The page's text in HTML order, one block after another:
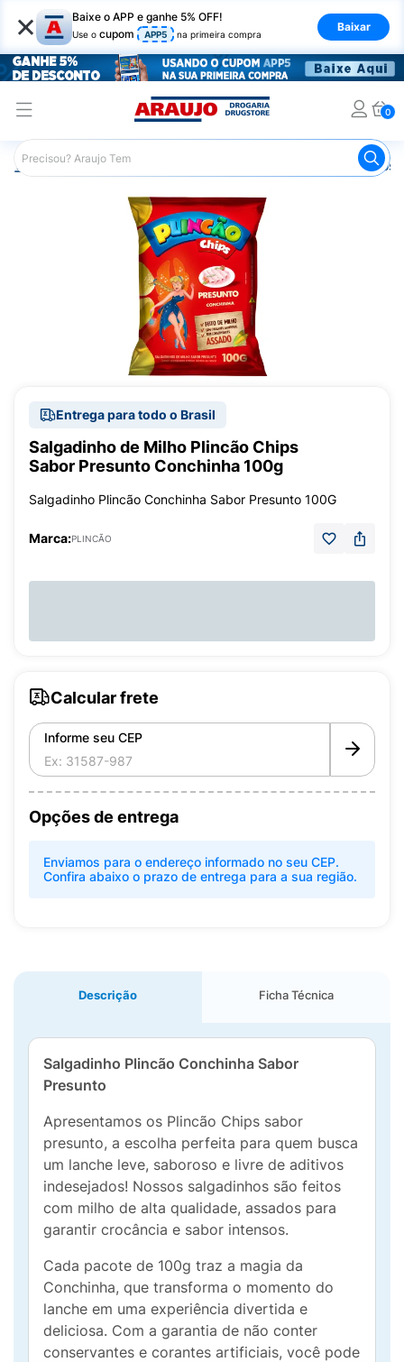
× Baixe o APP e ganhe 5% OFF!
Use o cupom APP5 na primeira compra
Baixar
0
Araujo Mercado Salgadinhos
Entrega para todo o Brasil
Salgadinho de Milho Plincão Chips
Sabor Presunto Conchinha 100g
Salgadinho Plincão Conchinha Sabor Presunto 100G
Marca:PLINCÃO
Calcular frete
Informe seu CEP
Opções de entrega
Enviamos para o endereço informado no seu CEP.
Confira abaixo o prazo de entrega para a sua região.
Descrição Ficha Técnica
Salgadinho Plincão Conchinha Sabor
Presunto
Apresentamos os Plincão Chips sabor
presunto, a escolha perfeita para quem busca
um lanche leve, saboroso e livre de aditivos
indesejados! Nossos salgadinhos são feitos
com milho de alta qualidade, assados para
garantir crocância e sabor intensos.
Cada pacote de 100g traz a magia da
Conchinha, que transforma o momento do
lanche em uma experiência divertida e
deliciosa. Com a garantia de não conter
conservantes e corantes artificiais, você pode